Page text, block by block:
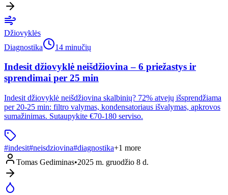
Džiovyklės
Diagnostika
14 minučių
Indesit džiovyklė neišdžiovina – 6 priežastys ir
sprendimai per 25 min
Indesit džiovyklė neišdžiovina skalbinių? 72% atvejų išsprendžiama
per 20-25 min: filtro valymas, kondensatoriaus išvalymas, apkrovos
sumažinimas. Sutaupykite €70-180 serviso.
#indesit#neisdziovina#diagnostika+1 more
Tomas Gediminas•2025 m. gruodžio 8 d.